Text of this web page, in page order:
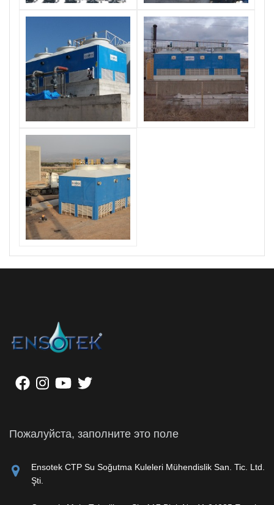
Пожалуйста, заполните это поле
Ensotek CTP Su Soğutma Kuleleri Mühendislik San. Tic. Ltd.
Şti.